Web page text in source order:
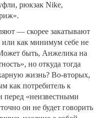
рюкзак Nike,
— скорее закатывают
как минимум себе не
быть, Анжелика на
но откуда тогда
жизнь? Во-вторых,
как потребитель к
перед «неизвестными
он не будет говорить